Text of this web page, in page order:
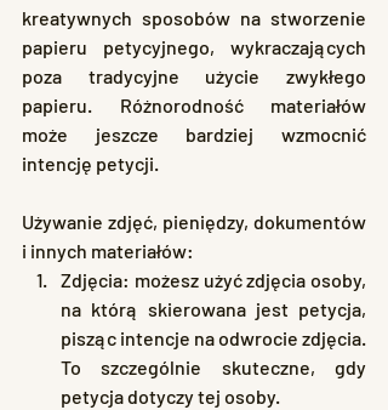
kreatywnych sposobów na stworzenie
papieru petycyjnego, wykraczających
poza tradycyjne użycie zwykłego
papieru. Różnorodność materiałów
może jeszcze bardziej wzmocnić
intencję petycji.
Używanie zdjęć, pieniędzy, dokumentów
i innych materiałów:
Zdjęcia: możesz użyć zdjęcia osoby,
na którą skierowana jest petycja,
pisząc intencje na odwrocie zdjęcia.
To szczególnie skuteczne, gdy
petycja dotyczy tej osoby.